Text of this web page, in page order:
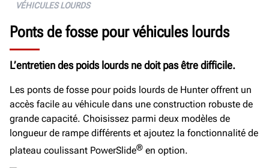
VÉHICULES LOURDS
Ponts de fosse pour véhicules lourds
L’entretien des poids lourds ne doit pas être difficile.
Les ponts de fosse pour poids lourds de Hunter offrent un
accès facile au véhicule dans une construction robuste de
grande capacité. Choisissez parmi deux modèles de
longueur de rampe différents et ajoutez la fonctionnalité de
plateau coulissant PowerSlide® en option.